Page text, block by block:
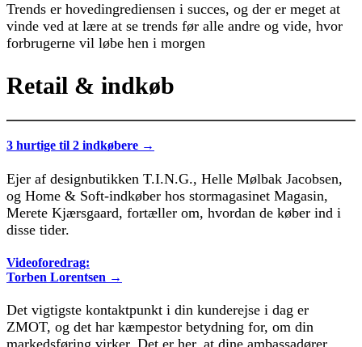
Trends er hovedingrediensen i succes, og der er meget at
vinde ved at lære at se trends før alle andre og vide, hvor
forbrugerne vil løbe hen i morgen
Retail & indkøb
3 hurtige til 2 indkøbere →
Ejer af designbutikken T.I.N.G., Helle Mølbak Jacobsen,
og Home & Soft-indkøber hos stormagasinet Magasin,
Merete Kjærsgaard, fortæller om, hvordan de køber ind i
disse tider.
Videoforedrag:
Torben Lorentsen →
Det vigtigste kontaktpunkt i din kunderejse i dag er
ZMOT, og det har kæmpestor betydning for, om din